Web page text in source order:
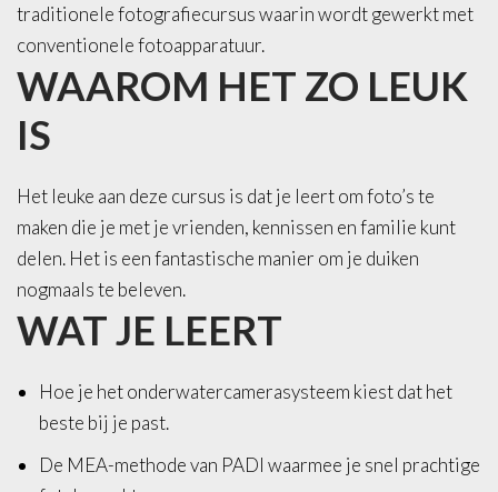
traditionele fotografiecursus waarin wordt gewerkt met
conventionele fotoapparatuur.
WAAROM HET ZO LEUK
IS
Het leuke aan deze cursus is dat je leert om foto’s te
maken die je met je vrienden, kennissen en familie kunt
delen. Het is een fantastische manier om je duiken
nogmaals te beleven.
WATJE LEERT
Hoe je het onderwatercamerasysteem kiest dat het
beste bij je past.
De MEA-methode van PADI waarmee je snel prachtige